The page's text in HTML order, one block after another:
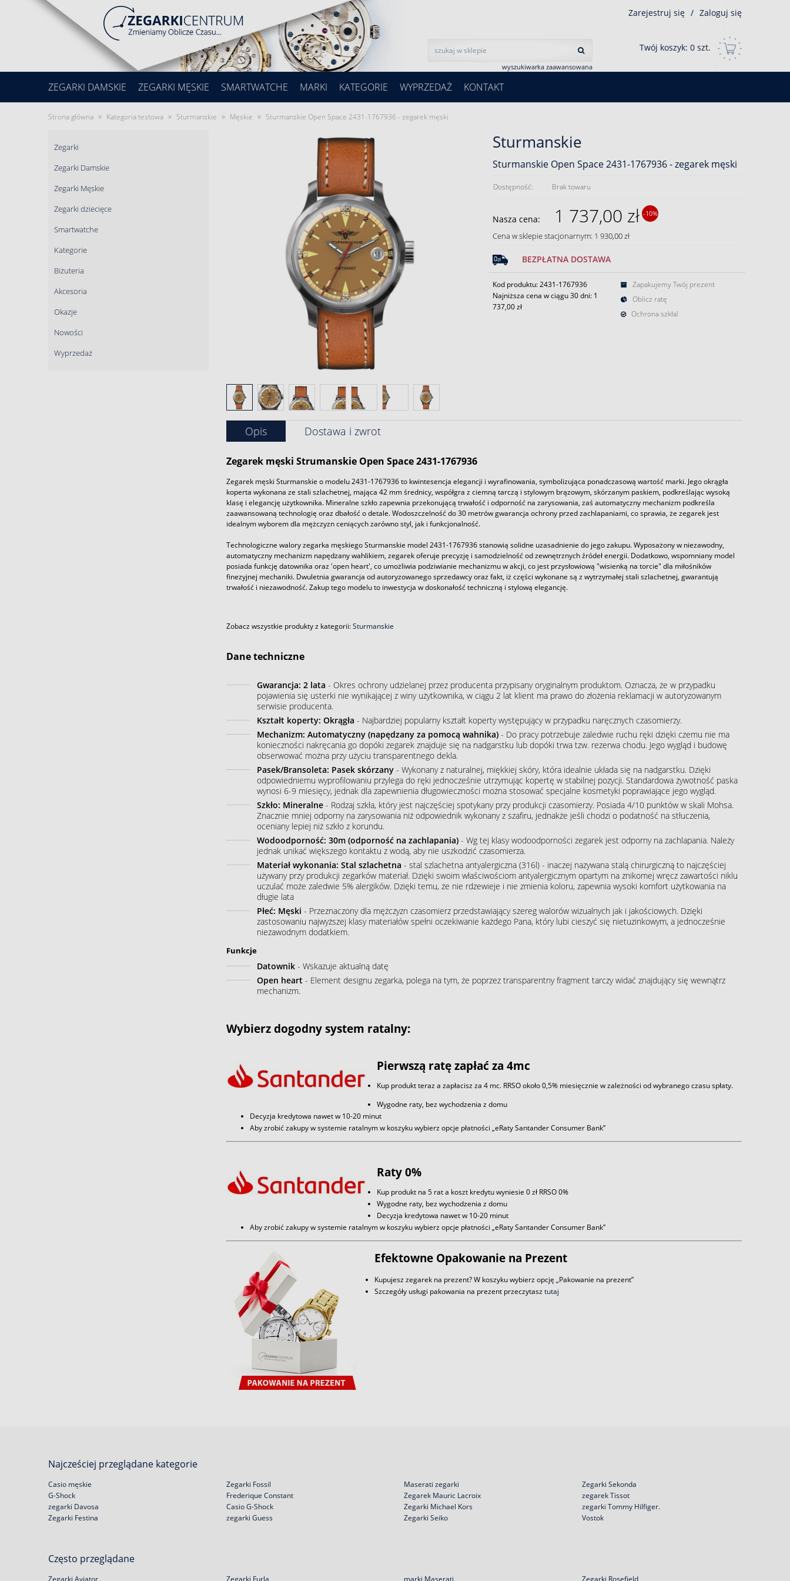
wyszukiwarka zaawansowana
Zarejestruj się / Zaloguj się
Twój koszyk: 0 szt.
ZEGARKI DAMSKIE ZEGARKI MĘSKIE SMARTWATCHE MARKI KATEGORIE WYPRZEDAŻ KONTAKT
Strona główna » Kategoria testowa » Sturmanskie » Męskie » Sturmanskie Open Space 2431-1767936 - zegarek męski
Zegarki
Zegarki Damskie
Zegarki Męskie
Zegarki dziecięce
Smartwatche
Kategorie
Biżuteria
Akcesoria
Okazje
Nowości
Wyprzedaż
Sturmanskie
Sturmanskie Open Space 2431-1767936 - zegarek męski
Dostępność: Brak towaru
Nasza cena: 1 737,00 zł -10%
Cena w sklepie stacjonarnym: 1 930,00 zł
BEZPŁATNA DOSTAWA
Kod produktu: 2431-1767936
Najniższa cena w ciągu 30 dni: 1
737,00 zł
Zapakujemy Twój prezent
Oblicz ratę
Ochrona szkła!
Opis Dostawa i zwrot
Zegarekmęski Strumanskie Open Space 2431-1767936
Zegarek męski Sturmanskie o modelu 2431-1767936 to kwintesencja elegancji i wyrafinowania, symbolizująca ponadczasową wartość marki. Jego okrągła
koperta wykonana ze stali szlachetnej, mająca 42 mm średnicy, współgra z ciemną tarczą i stylowym brązowym, skórzanym paskiem, podkreślając wysoką
klasę i elegancję użytkownika. Mineralne szkło zapewnia przekonującą trwałość i odporność na zarysowania, zaś automatyczny mechanizm podkreśla
zaawansowaną technologię oraz dbałość o detale. Wodoszczelność do 30 metrów gwarancja ochrony przed zachlapaniami, co sprawia, że zegarek jest
idealnym wyborem dla mężczyzn ceniących zarówno styl, jak i funkcjonalność.
Technologiczne walory zegarka męskiego Sturmanskie model 2431-1767936 stanowią solidne uzasadnienie do jego zakupu. Wyposażony w niezawodny,
automatyczny mechanizm napędzany wahlikiem, zegarek oferuje precyzję i samodzielność od zewnętrznych źródeł energii. Dodatkowo, wspomniany model
posiada funkcję datownika oraz 'open heart', co umożliwia podziwianie mechanizmu w akcji, co jest przysłowiową "wisienką na torcie" dla miłośników
finezyjnej mechaniki. Dwuletnia gwarancja od autoryzowanego sprzedawcy oraz fakt, iż części wykonane są z wytrzymałej stali szlachetnej, gwarantują
trwałość i niezawodność. Zakup tego modelu to inwestycja w doskonałość techniczną i stylową elegancję.
Zobacz wszystkie produkty z kategorii:Sturmanskie
Dane techniczne
Gwarancja: 2 lata - Okres ochrony udzielanej przez producenta przypisany oryginalnym produktom. Oznacza, że w przypadku
pojawienia się usterki nie wynikającej z winy użytkownika, w ciągu 2 lat klient ma prawo do złożenia reklamacji w autoryzowanym
serwisie producenta.
Kształt koperty: Okrągła - Najbardziej popularny kształt koperty występujący w przypadku naręcznych czasomierzy.
Mechanizm: Automatyczny (napędzany za pomocą wahnika)- Do pracy potrzebuje zaledwie ruchu ręki dzięki czemu nie ma
konieczności nakręcania go dopóki zegarek znajduje się na nadgarstku lub dopóki trwa tzw. rezerwa chodu. Jego wygląd i budowę
obserwować można przy użyciu transparentnego dekla.
Pasek/Bransoleta: Pasek skórzany- Wykonany z naturalnej, miękkiej skóry, która idealnie układa się na nadgarstku. Dzięki
odpowiedniemu wyprofilowaniu przylega do ręki jednocześnie utrzymując kopertę w stabilnej pozycji. Standardowa żywotność paska
wynosi 6-9 miesięcy, jednak dla zapewnienia długowieczności można stosować specjalne kosmetyki poprawiające jego wygląd.
Szkło: Mineralne- Rodzaj szkła, który jest najczęściej spotykany przy produkcji czasomierzy. Posiada 4/10 punktów w skali Mohsa.
Znacznie mniej odporny na zarysowania niż odpowiednik wykonany z szafiru, jednakże jeśli chodzi o podatność na stłuczenia,
oceniany lepiej niż szkło z korundu.
Wodoodporność: 30m (odporność na zachlapania)- Wg tej klasy wodoodporności zegarek jest odporny na zachlapania. Należy
jednak unikać większego kontaktu z wodą, aby nie uszkodzić czasomierza.
Materiał wykonania: Stal szlachetna - stal szlachetna antyalergiczna (316l) - inaczej nazywana stalą chirurgiczną to najczęściej
używany przy produkcji zegarków materiał. Dzięki swoim właściwościom antyalergicznym opartym na znikomej wręcz zawartości niklu
uczulać może zaledwie 5% alergików. Dzięki temu, że nie rdzewieje i nie zmienia koloru, zapewnia wysoki komfort użytkowania na
długie lata
Płeć: Męski - Przeznaczony dla mężczyzn czasomierz przedstawiający szereg walorów wizualnych jak i jakościowych. Dzięki
zastosowaniu najwyższej klasy materiałów spełni oczekiwanie każdego Pana, który lubi cieszyć się nietuzinkowym, a jednocześnie
niezawodnym dodatkiem.
Funkcje
Datownik- Wskazuje aktualną datę
Open heart- Element designu zegarka, polega na tym, że poprzez transparentny fragment tarczy widać znajdujący się wewnątrz
mechanizm.
Wybierz dogodny system ratalny:
Pierwszą ratę zapłać za 4mc
Kup produkt teraz a zapłacisz za 4 mc. RRSO około 0,5% miesięcznie w zależności od wybranego czasu spłaty.
Wygodne raty, bez wychodzenia z domu
Decyzja kredytowa nawet w 10-20 minut
Aby zrobić zakupy w systemie ratalnym w koszyku wybierz opcje płatności „eRaty Santander Consumer Bank”
Raty 0%
Kup produkt na 5 rat a koszt kredytu wyniesie 0 zł RRSO 0%
Wygodne raty, bez wychodzenia z domu
Decyzja kredytowa nawet w 10-20 minut
Aby zrobić zakupy w systemie ratalnym w koszyku wybierz opcje płatności „eRaty Santander Consumer Bank”
Efektowne Opakowanie na Prezent
Kupujesz zegarek na prezent? W koszyku wybierz opcję „Pakowanie na prezent”
Szczegóły usługi pakowania na prezent przeczytasztutaj
Najcześciej przeglądane kategorie
Casio męskie
G-Shock
zegarki Davosa
Zegarki Festina
Zegarki Fossil
Frederique Constant
Casio G-Shock
zegarki Guess
Maserati zegarki
Zegarek Mauric Lacroix
Zegarki Michael Kors
Zegarki Seiko
Zegarki Sekonda
zegarek Tissot
zegarki Tommy Hilfiger.
Vostok
Często przeglądane
Zegarki Aviator Zegarki Furla marki Maserati Zegarki Rosefield